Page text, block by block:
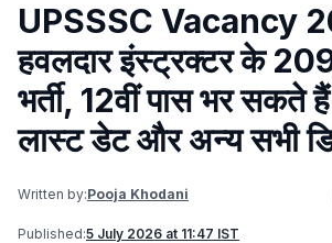
UPSSSC Vacancy
हवलदार इंस्ट्रक्टर के 209
भर्ती, 12वीं पास भर सकते हैं
लास्ट डेट और अन्य सभी
Written by:Pooja Khodani
Published:5 July 2026 at 11:47 IST